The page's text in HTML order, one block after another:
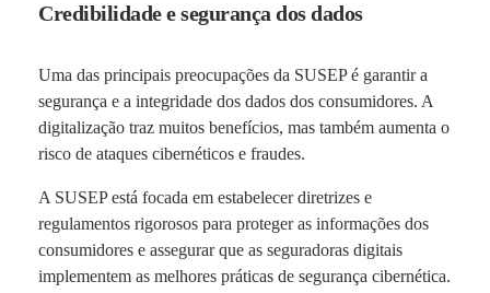
Credibilidade e segurança dos dados
Uma das principais preocupações da SUSEP é garantir a
segurança e a integridade dos dados dos consumidores. A
digitalização traz muitos benefícios, mas também aumenta o
risco de ataques cibernéticos e fraudes.
A SUSEP está focada em estabelecer diretrizes e
regulamentos rigorosos para proteger as informações dos
consumidores e assegurar que as seguradoras digitais
implementem as melhores práticas de segurança cibernética.